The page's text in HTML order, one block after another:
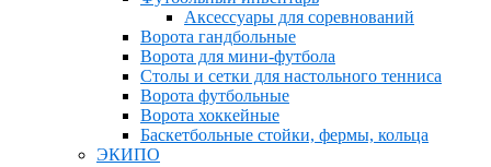
Аксессуары для соревнований
Ворота гандбольные
Ворота для мини-футбола
Столы и сетки для настольного тенниса
Ворота футбольные
Ворота хоккейные
Баскетбольные стойки, фермы, кольца
ЭКИПО